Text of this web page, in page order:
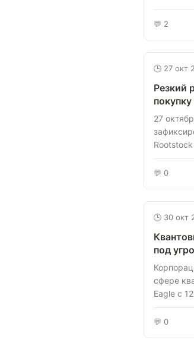
💬 2
🕒 27 окт
Резкий
27
💬 0
🕒 30 окт
под
сфере
Eagle с
💬 0